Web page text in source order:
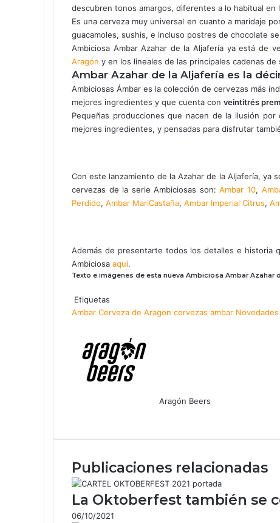
descubren tonos amargos, diferentes a lo habitual en
Es una cerveza muy universal en cuanto a maridaje
guacamoles, sushis, e incluso postres de chocolate
Ambiciosa Ambar Azahar de la Aljafería ya está de
Aragón y en los lineales de las principales cadenas de
Ambar Azahar de la Aljafería es la
Ambiciosas Ámbar es la colección de cervezas más
mejores ingredientes y que cuenta con veintitrés
Pequeñas producciones que nacen de la ilusión
mejores ingredientes, y pensadas para disfrutar
Con este lanzamiento de la Azahar de la Aljafería, ya
cervezas de la serie Ambiciosas son:Ambar 10,
Perdido, Ambar MariCastaña, Ambar Imperial Citrus,
Además de presentarte todos los detalles e historia
Ambiciosa aquí.
Texto e imágenes de esta nueva Ambiciosa Ambar Azahar
Etiquetas
Ambar Cerveza de Aragon cervezas ambar
Aragón Beers
c
b
o
o
k
a
s
A
p
p
l
g
m
m
a
i
r
Publicaciones relacionadas
La Oktoberfest también se
06/10/2021